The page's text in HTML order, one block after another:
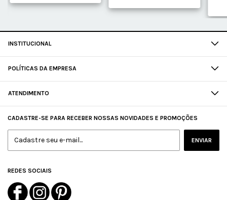
INSTITUCIONAL
POLÍTICAS DA EMPRESA
ATENDIMENTO
CADASTRE-SE PARA RECEBER NOSSAS NOVIDADES E PROMOÇÕES
REDES SOCIAIS